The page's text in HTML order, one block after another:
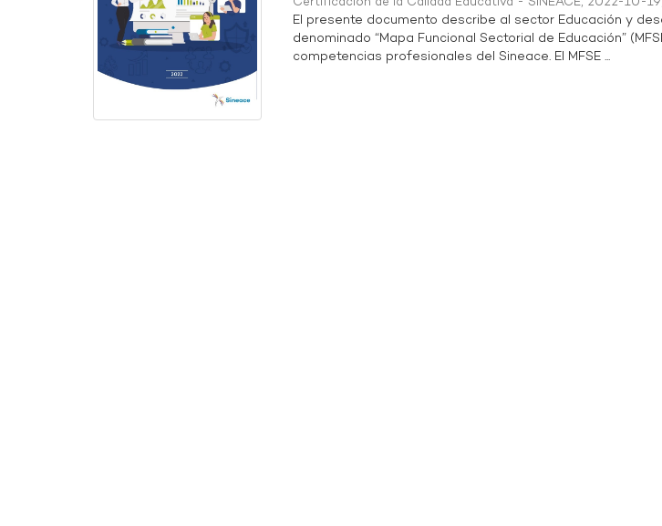
El presente documento describe al sector Educación y
denominado “Mapa Funcional Sectorial de Educación”
competencias profesionales del Sineace. El MFSE ...